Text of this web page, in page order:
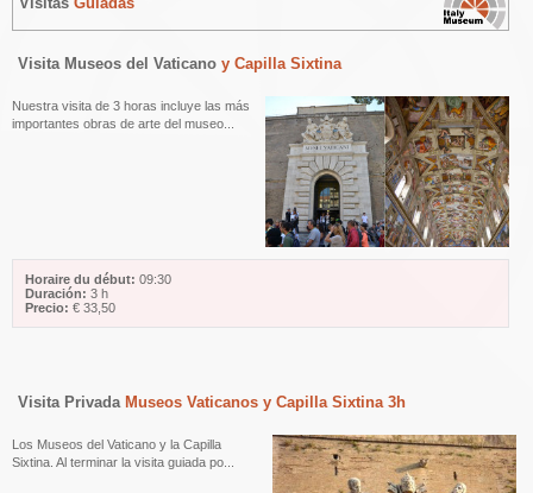
Visita Museos del Vaticano y Capilla Sixtina
Nuestra visita de 3 horas incluye las más
importantes obras de arte del museo...
Horaire du début: 09:30
Duración: 3 h
Precio: € 33,50
Visita Privada Museos Vaticanos y Capilla Sixtina 3h
Los Museos del Vaticano y la Capilla
Sixtina. Al terminar la visita guiada po...